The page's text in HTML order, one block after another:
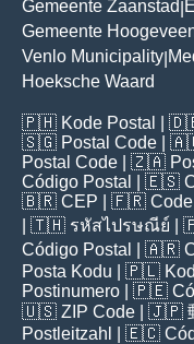
Gemeente Zaanstad
Gemeente
Venlo Municipality
Hoeksche Waard
🇵🇭 Kode Postal |
🇸🇬 Postal Code |
Postal Code | 🇿🇦
Código Postal
| 🇪🇸
🇧🇷 CEP | 🇫🇷 Code
| 🇹🇭 รหัสไปรษณีย์ |
Código Postal
| 🇦🇷
Posta Kodu | 🇵🇱
Postinumero | 🇵🇪
🇺🇸 ZIP Code | 🇯🇵
Postleitzahl
| 🇪🇨